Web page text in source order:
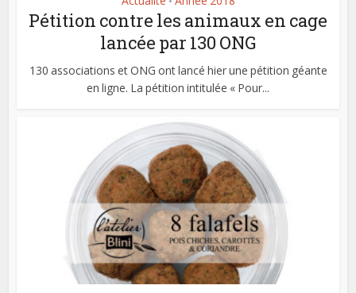
Pétition contre les animaux en cage
lancée par 130 ONG
130 associations et ONG ont lancé hier une pétition géante
en ligne. La pétition intitulée « Pour...